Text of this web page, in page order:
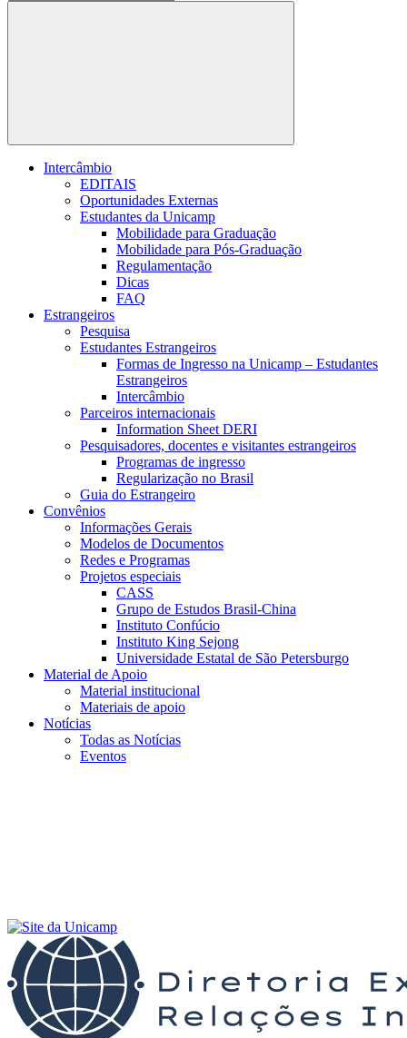
Buscar
Intercâmbio
EDITAIS
Oportunidades Externas
Estudantes da Unicamp
Mobilidade para Graduação
Mobilidade para Pós-Graduação
Regulamentação
Dicas
FAQ
Estrangeiros
Pesquisa
Estudantes Estrangeiros
Formas de Ingresso na Unicamp – Estudantes
Estrangeiros
Intercâmbio
Parceiros internacionais
Information Sheet DERI
Pesquisadores, docentes e visitantes estrangeiros
Programas de ingresso
Regularização no Brasil
Guia do Estrangeiro
Convênios
Informações Gerais
Modelos de Documentos
Redes e Programas
Projetos especiais
CASS
Grupo de Estudos Brasil-China
Instituto Confúcio
Instituto King Sejong
Universidade Estatal de São Petersburgo
Material de Apoio
Material institucional
Materiais de apoio
Notícias
Todas as Notícias
Eventos